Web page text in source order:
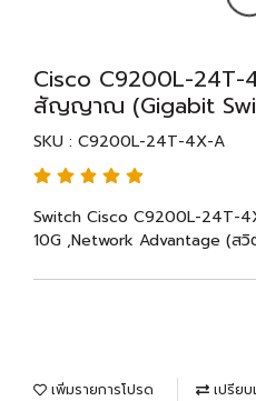
Cisco C9200L-
สัญญาณ (Gigabit
SKU : C9200L-24T-4X-A
Switch Cisco C9200L-24T-
10G ,Network Advantage (สวิ
เพิ่มรายการโปรด เปรียบ